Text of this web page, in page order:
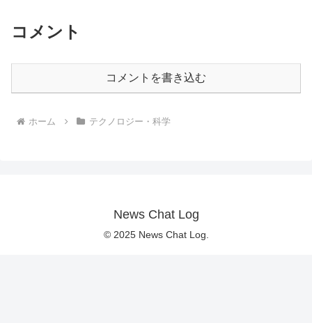
コメント
コメントを書き込む
ホーム テクノロジー・科学
News Chat Log
© 2025 News Chat Log.